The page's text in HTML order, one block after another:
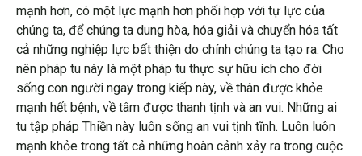
mạnh hơn, có một lực mạnh hơn phối hợp với tự lực của
chúng ta, để chúng ta dung hòa, hóa giải và chuyển hóa tất
cả những nghiệp lực bất thiện do chính chúng ta tạo ra. Cho
nên pháp tu này là một pháp tu thực sự hữu ích cho đời
sống con người ngay trong kiếp này, về thân được khỏe
mạnh hết bệnh, về tâm được thanh tịnh và an vui. Những ai
tu tập pháp Thiền này luôn sống an vui tịnh tĩnh. Luôn luôn
mạnh khỏe trong tất cả những hoàn cảnh xảy ra trong cuộc